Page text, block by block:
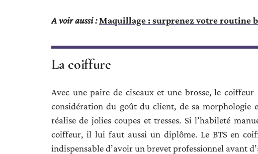
A voir aussi :Maquillage : surprenez votre routine
La coiffure
Avec une paire de ciseaux et une brosse, le
considération du goût du client, de sa morphologie
réalise de jolies coupes et tresses. Si l’habileté
coiffeur, il lui faut aussi un diplôme. Le BTS en
indispensable d’avoir un brevet professionnel avant